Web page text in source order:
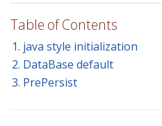
Table of Contents
1. java style initialization
2. DataBase default
3. PrePersist